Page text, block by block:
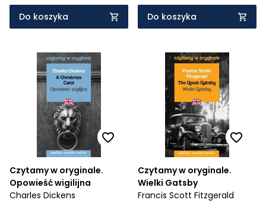
Do koszyka Do koszyka
Czytamy w oryginale.
Opowieść wigilijna
Charles Dickens
Czytamy w oryginale.
Wielki Gatsby
Francis Scott Fitzgerald